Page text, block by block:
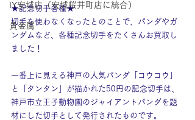
IY安城店（安城桜井町店に統合）
貴金属
★記念切手各種★
切手を使わなくなったとのことで、パンダやガ
ンダムなど、各種記念切手をたくさんお買取し
ました！
一番上に見える神戸の人気パンダ「コウコウ」
と「タンタン」が描かれた50円の記念切手は、
神戸市立王子動物園のジャイアントパンダを題
材にした切手として発行されたものです。